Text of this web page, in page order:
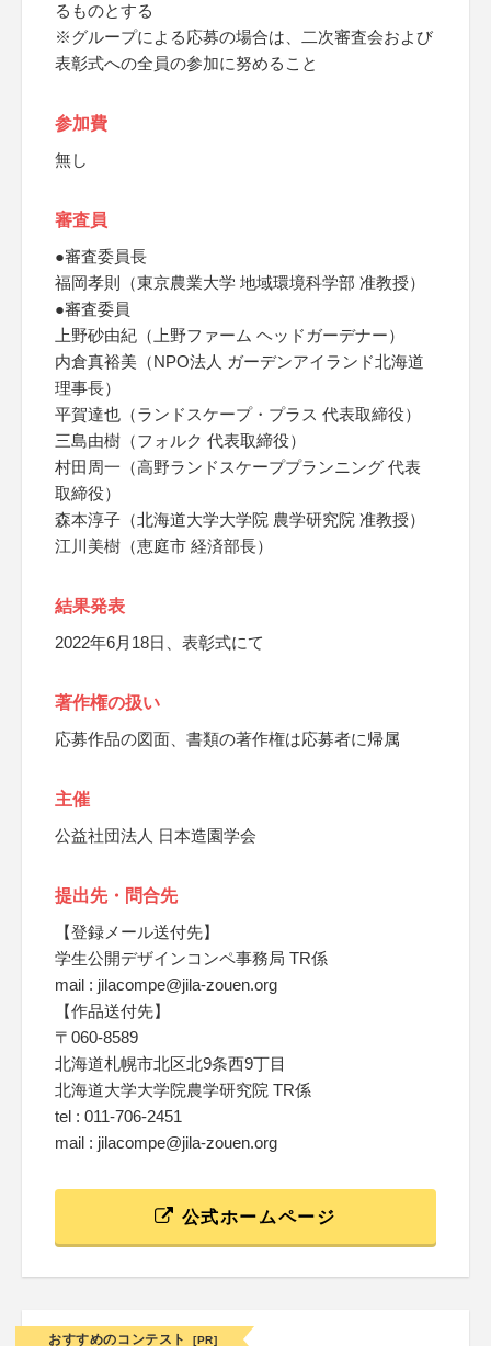
るものとする
※グループによる応募の場合は、二次審査会および
表彰式への全員の参加に努めること
参加費
無し
審査員
●審査委員長
福岡孝則（東京農業大学 地域環境科学部 准教授）
●審査委員
上野砂由紀（上野ファーム ヘッドガーデナー）
内倉真裕美（NPO法人 ガーデンアイランド北海道
理事長）
平賀達也（ランドスケープ・プラス 代表取締役）
三島由樹（フォルク 代表取締役）
村田周一（高野ランドスケーププランニング 代表
取締役）
森本淳子（北海道大学大学院 農学研究院 准教授）
江川美樹（恵庭市 経済部長）
結果発表
2022年6月18日、表彰式にて
著作権の扱い
応募作品の図面、書類の著作権は応募者に帰属
主催
公益社団法人 日本造園学会
提出先・問合先
【登録メール送付先】
学生公開デザインコンペ事務局 TR係
mail : jilacompe@jila-zouen.org
【作品送付先】
〒060-8589
北海道札幌市北区北9条西9丁目
北海道大学大学院農学研究院 TR係
tel : 011-706-2451
mail : jilacompe@jila-zouen.org
公式ホームページ
おすすめのコンテスト [PR]